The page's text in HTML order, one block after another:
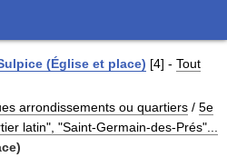
(Église et place) [4] - Tout
arrondissements ou quartiers / 5e
latin", "Saint-Germain-des-Prés"...